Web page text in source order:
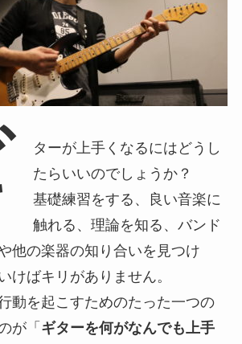
ターが上手くなるにはどうし
たらいいのでしょうか？
基礎練習をする、良い音楽に
触れる、理論を知る、バンド
他の楽器の知り合いを見つけ
けばキリがありません。
動を起こすためのたった一つの
が「 ギターを何がなんでも上手